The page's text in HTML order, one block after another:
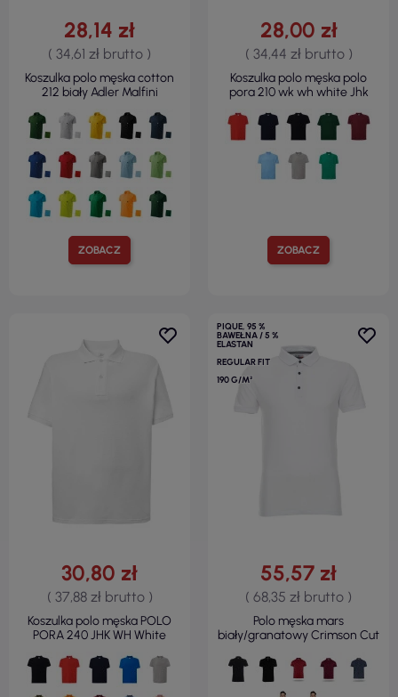
ZOBACZ
28,14 zł
( 34,61 zł brutto )
Koszulka polo męska cotton
212 biały Adler Malfini
ZOBACZ
28,00 zł
( 34,44 zł brutto )
Koszulka polo męska polo
pora 210 wk wh white Jhk
30,80 zł
( 37,88 zł brutto )
Koszulka polo męska POLO
PORA 240 JHK WH White
PIQUE, 95 %
BAWEŁNA / 5 %
ELASTAN
REGULAR FIT
190 G/M²
55,57 zł
( 68,35 zł brutto )
Polo męska mars
biały/granatowy Crimson Cut